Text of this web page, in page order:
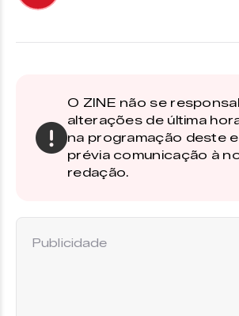
O ZINE não se
alterações de última
na programação deste
prévia comunicação à
redação.
Publicidade